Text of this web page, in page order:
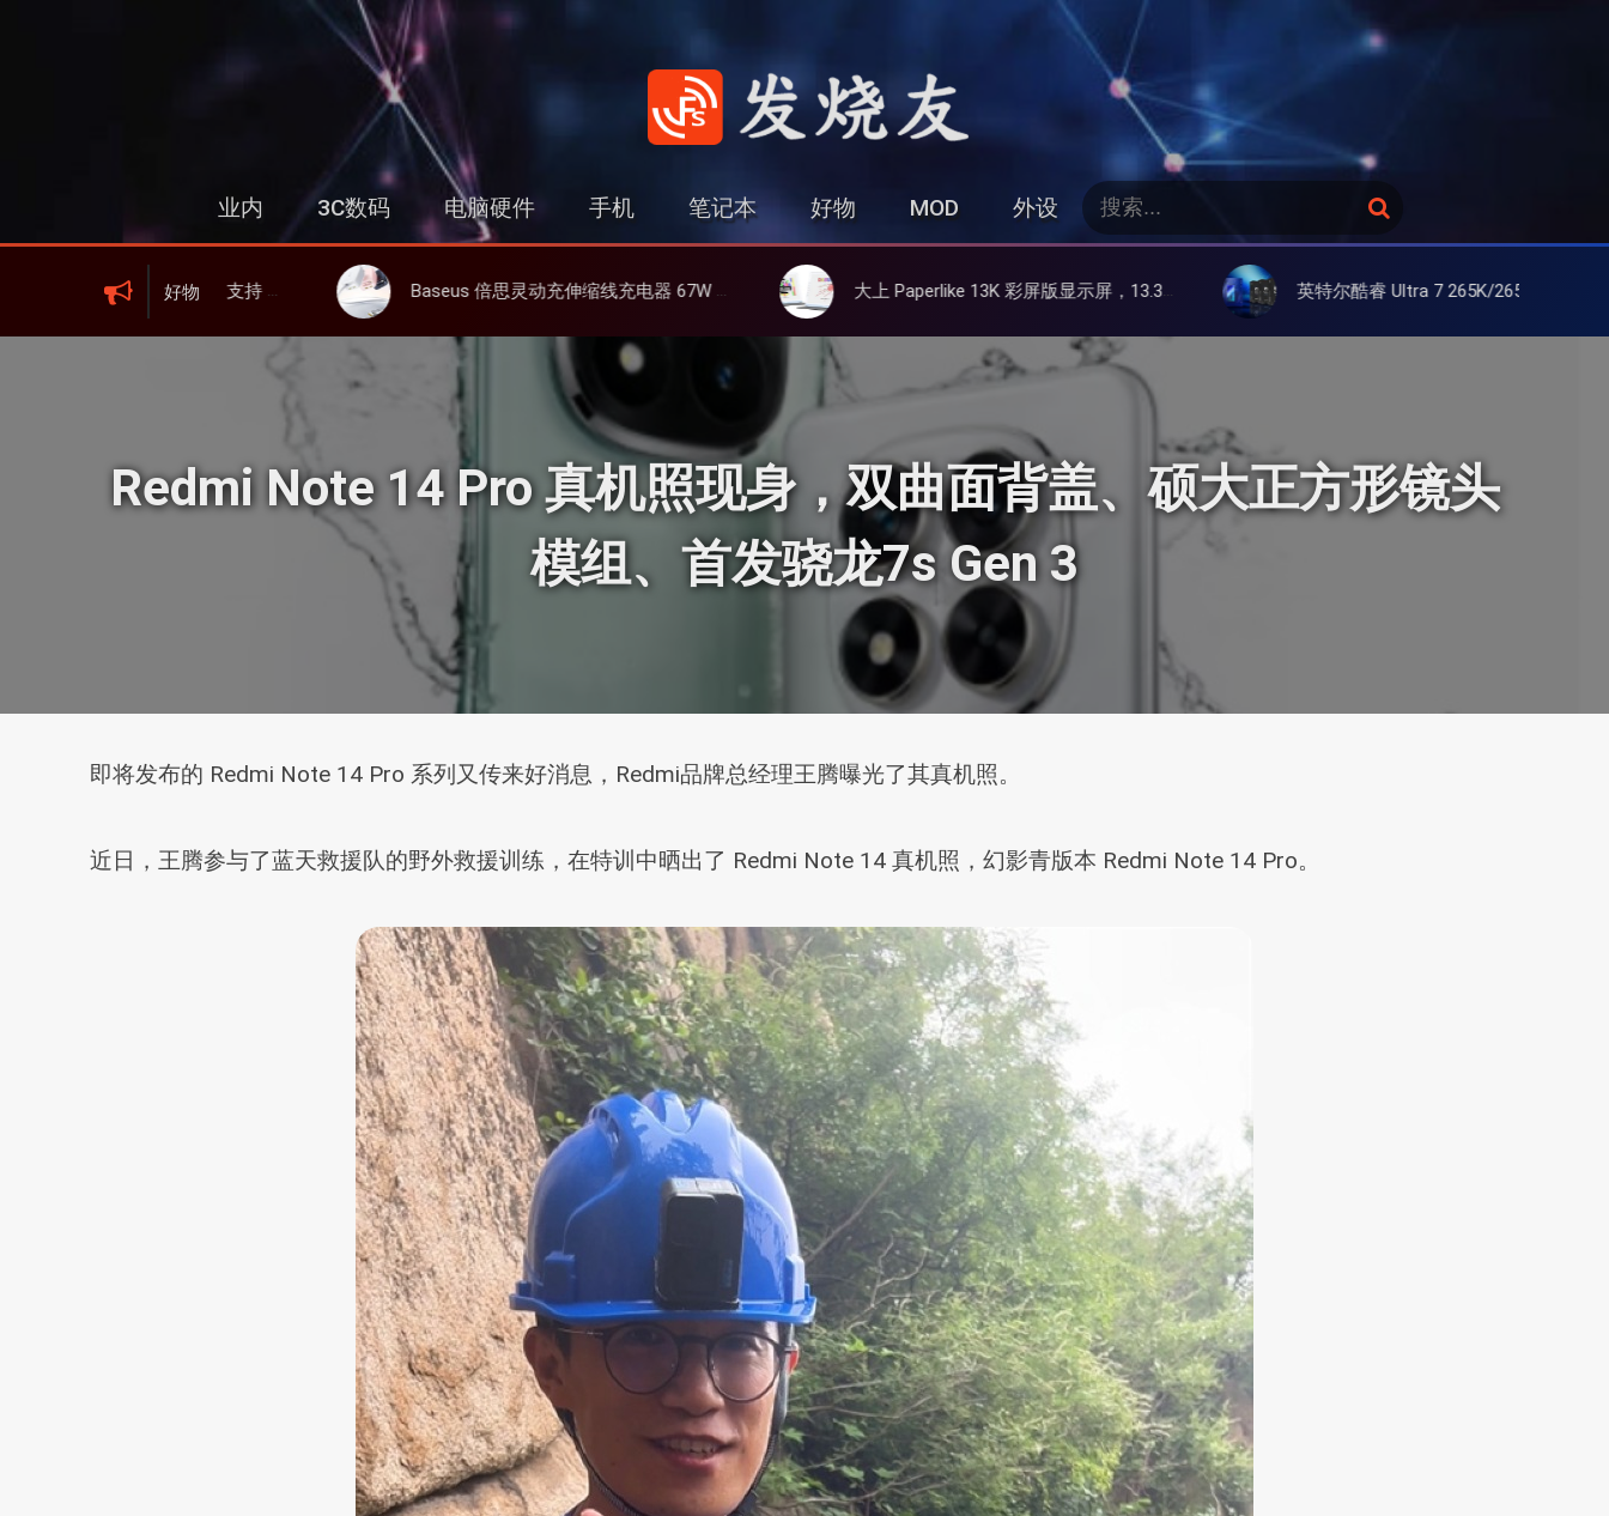
发烧友
业内 3C数码 电脑硬件 手机 笔记本 好物 MOD 外设
搜
索
：
搜
好物
、6000mAh 电池、峰值下行2.0Gbps Baseus 倍思灵动充伸缩线充电器 67W 3C，超耐用可伸缩线、氮化镓、3C多设备同时充 大上 Paperlike 13K 彩屏版显示屏，13.3英寸高刷彩色墨水屏 英特尔酷睿 Ultra 7 265K/265KF 官降100美元促销，快和酷睿 Ultra 5 差不多了
Redmi Note 14 Pro 真机照现身，双曲面背盖、硕大正方形镜头
模组、首发骁龙7s Gen 3
即将发布的 Redmi Note 14 Pro 系列又传来好消息，Redmi品牌总经理王腾曝光了其真机照。
近日，王腾参与了蓝天救援队的野外救援训练，在特训中晒出了 Redmi Note 14 真机照，幻影青版本 Redmi Note 14 Pro。